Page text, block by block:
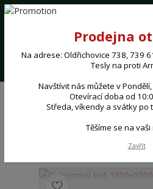
(+420) 724 062 293
Šířka: 1000 mm
strana
Prodejna
Na adrese: Oldřichovice 738, 739
Tesly na proti
Navštívit nás můžete v
Otevírací doba od
Středa, víkendy a svátky po
Těšíme se na
Zavřít